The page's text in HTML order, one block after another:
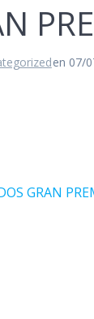
en 07/
GRAN